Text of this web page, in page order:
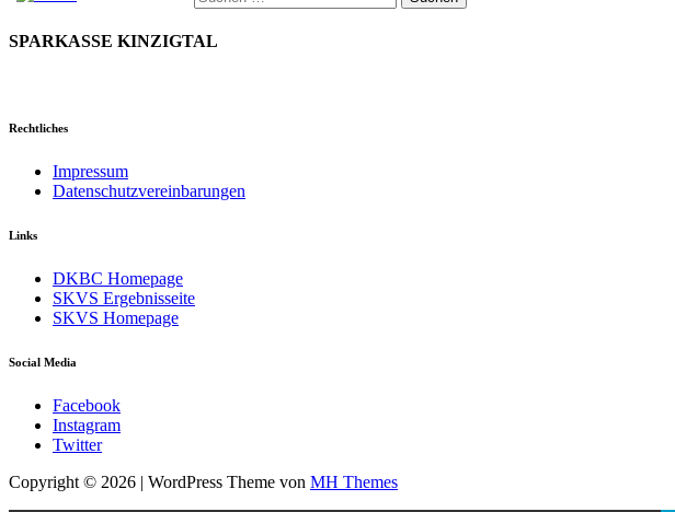
nach:
SPARKASSE KINZIGTAL
Rechtliches
Impressum
Datenschutzvereinbarungen
Links
DKBC Homepage
SKVS Ergebnisseite
SKVS Homepage
Social Media
Facebook
Instagram
Twitter
Copyright © 2026 | WordPress Theme von MH Themes